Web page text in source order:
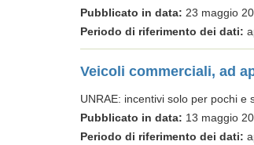
Pubblicato in data: 23 maggio
Periodo di riferimento dei dati:
Veicoli commerciali, ad
UNRAE: incentivi solo per pochi
Pubblicato in data: 13 maggio
Periodo di riferimento dei dati: